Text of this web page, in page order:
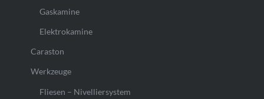
Gaskamine
Elektrokamine
Caraston
Werkzeuge
Fliesen – Nivelliersystem